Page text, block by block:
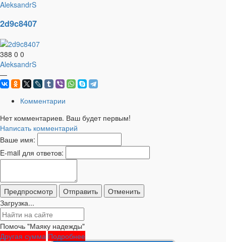
AleksandrS
2d9c8407
388 0 0
AleksandrS
—
Комментарии
Нет комментариев. Ваш будет первым!
Написать комментарий
Ваше имя:
E-mail для ответов:
Загрузка...
Помочь "Маяку надежды"
Другая сумма Подробнее